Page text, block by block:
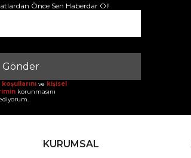
Önce Sen Haberdar Ol!
Gönder
ve kişisel
korunmasını
KURUMSAL